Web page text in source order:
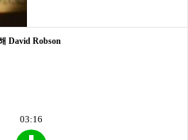
David Robson
03:16